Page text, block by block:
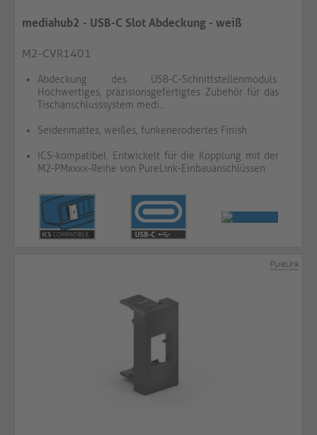
mediahub2 - USB-C Slot Abdeckung - weiß
M2-CVR1401
Abdeckung des USB-C-Schnittstellenmoduls.
Hochwertiges, präzisionsgefertigtes Zubehör für das
Tischanschlusssystem medi...
Seidenmattes, weißes, funkenerodiertes Finish
ICS-kompatibel. Entwickelt für die Kopplung mit der
M2-PMxxxx-Reihe von PureLink-Einbauanschlüssen